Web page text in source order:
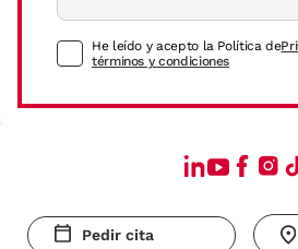
He leído y acepto la Política de
términos y condiciones
Pedir cita